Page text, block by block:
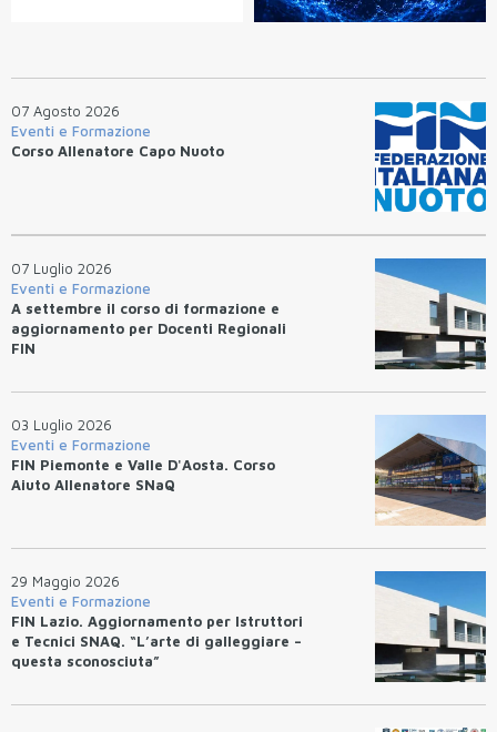
07 Agosto 2026
Eventi e Formazione
Corso Allenatore Capo Nuoto
07 Luglio 2026
Eventi e Formazione
A settembre il corso di formazione e
aggiornamento per Docenti Regionali
FIN
03 Luglio 2026
Eventi e Formazione
FIN Piemonte e Valle D'Aosta. Corso
Aiuto Allenatore SNaQ
29 Maggio 2026
Eventi e Formazione
FIN Lazio. Aggiornamento per Istruttori
e Tecnici SNAQ. “L’arte di galleggiare –
questa sconosciuta”